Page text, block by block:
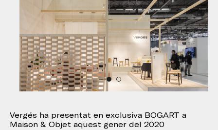
Vergés ha presentat en exclusiva BOGART a
Maison & Objet aquest gener del 2020